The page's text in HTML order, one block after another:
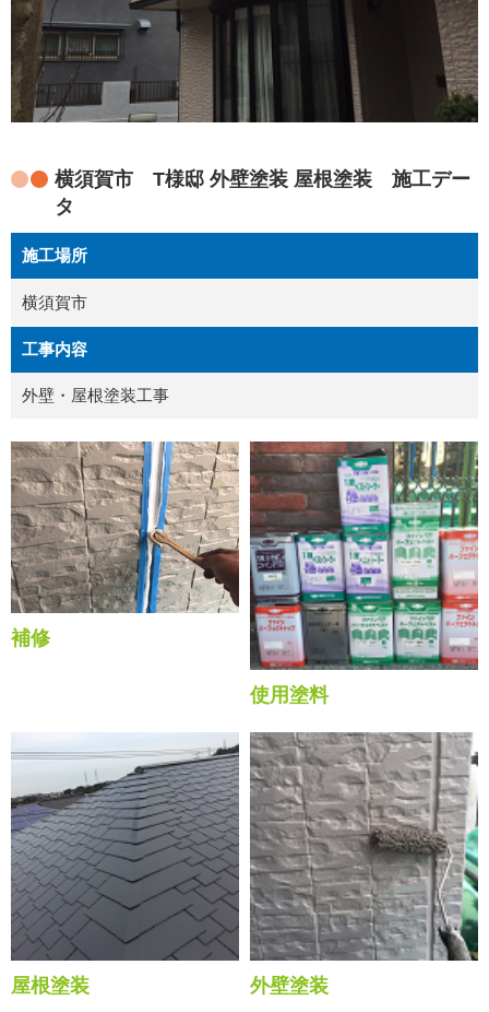
横須賀市 T様邸 外壁塗装 屋根塗装 施工デー
タ
施工場所
横須賀市
工事内容
外壁・屋根塗装工事
補修
使用塗料
屋根塗装 外壁塗装